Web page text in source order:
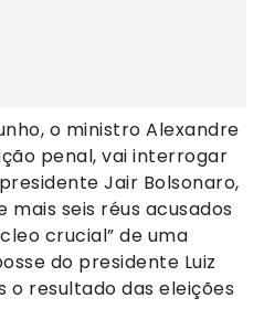
o ministro Alexandre
penal, vai interrogar
Jair Bolsonaro,
seis réus acusados
crucial” de uma
do presidente Luiz
o resultado das eleições